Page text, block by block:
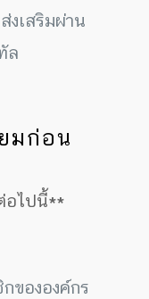
งเสริมผ่าน
ล
มก่อน
อไปนี้**
ขององค์กร